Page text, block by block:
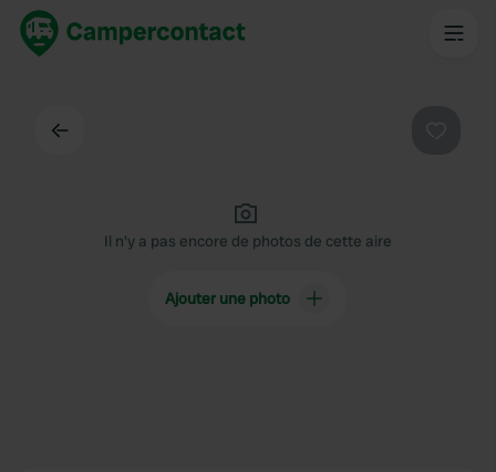
Il n'y a pas encore de photos de cette aire
Ajouter une photo